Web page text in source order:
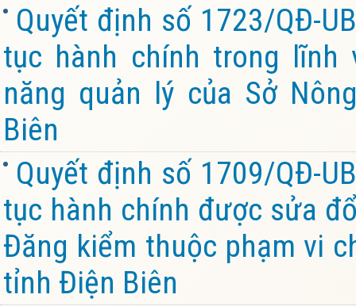
Quyết định số 1723/QĐ-
tục hành chính trong
năng quản lý của Sở
Biên
Quyết định số 1709/QĐ-
tục hành chính được sửa
Đăng kiểm thuộc phạm vi
tỉnh Điện Biên